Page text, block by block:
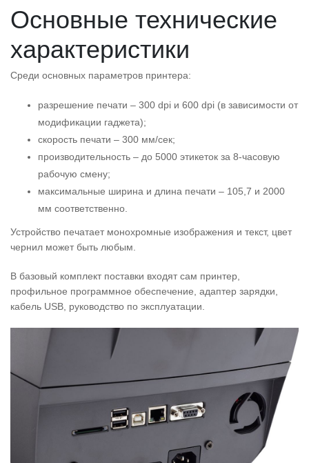
Основные технические
характеристики
Среди основных параметров принтера:
разрешение печати – 300 dpi и 600 dpi (в зависимости от
модификации гаджета);
скорость печати – 300 мм/сек;
производительность – до 5000 этикеток за 8-часовую
рабочую смену;
максимальные ширина и длина печати – 105,7 и 2000
мм соответственно.
Устройство печатает монохромные изображения и текст, цвет
чернил может быть любым.
В базовый комплект поставки входят сам принтер,
профильное программное обеспечение, адаптер зарядки,
кабель USB, руководство по эксплуатации.